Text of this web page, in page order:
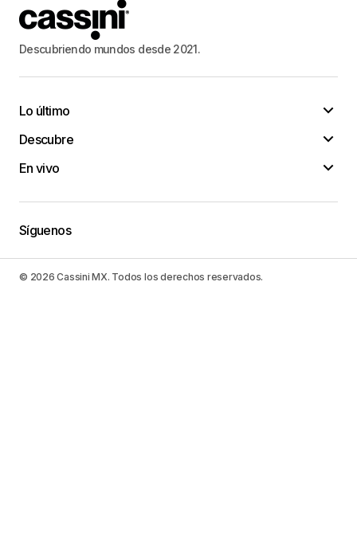
Descubriendo mundos desde 2021.
Lo último
Descubre
En vivo
Síguenos
© 2026 Cassini MX. Todos los derechos reservados.